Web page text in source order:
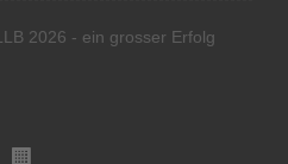
2026 - ein grosser Erfolg